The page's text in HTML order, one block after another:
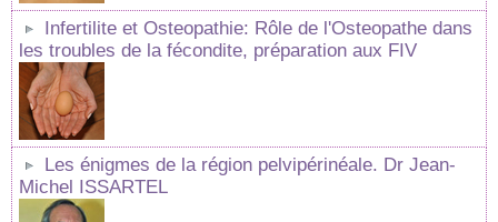
Infertilite et Osteopathie: Rôle de l'Osteopathe dans
les troubles de la fécondite, préparation aux FIV
Les énigmes de la région pelvipérinéale. Dr Jean-
Michel ISSARTEL